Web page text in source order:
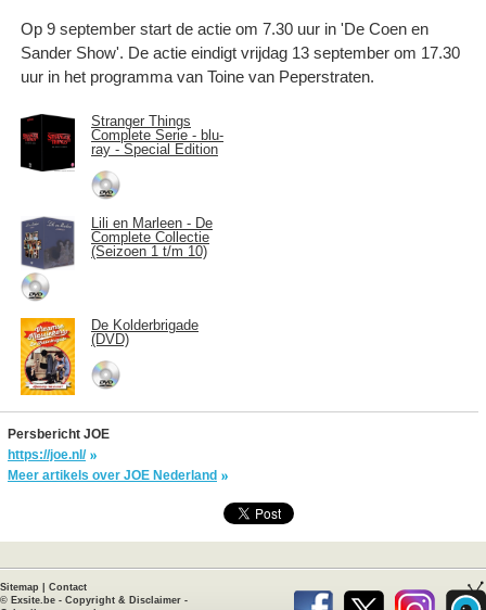
Op 9 september start de actie om 7.30 uur in 'De Coen en
Sander Show'. De actie eindigt vrijdag 13 september om 17.30
uur in het programma van Toine van Peperstraten.
Stranger Things
Complete Serie - blu-
ray - Special Edition
Lili en Marleen - De
Complete Collectie
(Seizoen 1 t/m 10)
De Kolderbrigade
(DVD)
Persbericht JOE
https://joe.nl/
Meer artikels over JOE Nederland
Sitemap
Contact
© Exsite.be - Copyright & Disclaimer -